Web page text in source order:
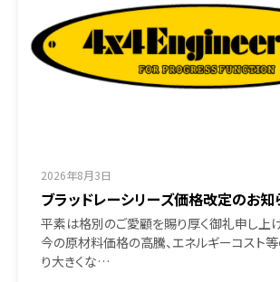
2026年8月3日
ブラッドレーシリーズ価格改定のお知
平素は格別のご愛顧を賜り厚く御礼申し上げ
今の原材料価格の高騰、エネルギーコスト
り大きくな…